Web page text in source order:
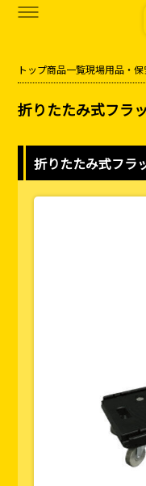
サトケミっ
お知らせ
トップ商品一覧現場用品・
折りたたみ式フラ
折りたたみ式フラ